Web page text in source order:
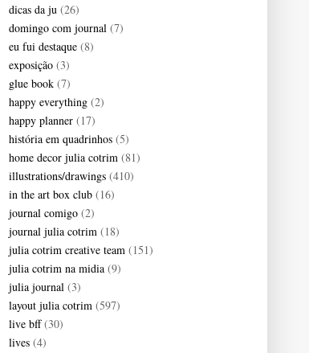
dicas da ju (26)
domingo com journal (7)
eu fui destaque (8)
exposição (3)
glue book (7)
happy everything (2)
happy planner (17)
história em quadrinhos (5)
home decor julia cotrim (81)
illustrations/drawings (410)
in the art box club (16)
journal comigo (2)
journal julia cotrim (18)
julia cotrim creative team (151)
julia cotrim na midia (9)
julia journal (3)
layout julia cotrim (597)
live bff (30)
lives (4)